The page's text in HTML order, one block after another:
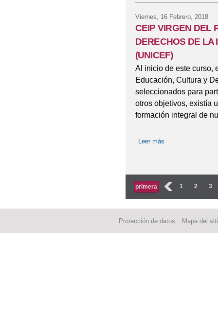
Viernes, 16 Febrero, 2018
CEIP VIRGEN DEL
DERECHOS DE LA
(UNICEF)
Al inicio de este curso,
Educación, Cultura y
seleccionados para
otros objetivos, existía
formación integral de
Leer más
Páginas
primera ‹ 1 2 3
Protección de datos Mapa del